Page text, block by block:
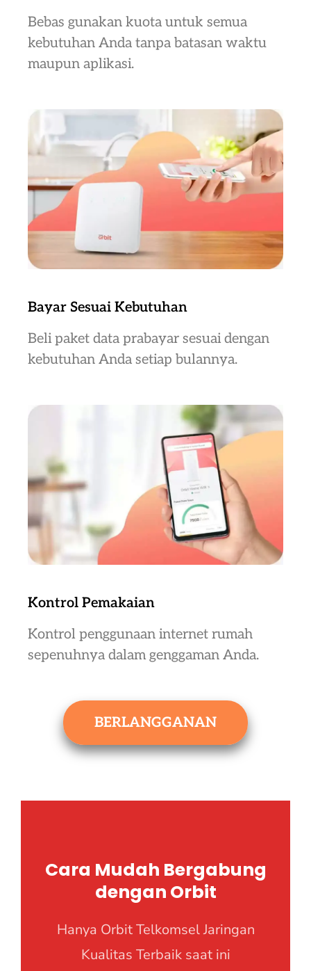
Bebas gunakan kuota untuk semua
kebutuhan Anda tanpa batasan waktu
maupun aplikasi.
Bayar Sesuai Kebutuhan
Beli paket data prabayar sesuai dengan
kebutuhan Anda setiap bulannya.
Kontrol Pemakaian
Kontrol penggunaan internet rumah
sepenuhnya dalam genggaman Anda.
BERLANGGANAN
Cara Mudah Bergabung
dengan Orbit
Hanya Orbit Telkomsel Jaringan
Kualitas Terbaik saat ini